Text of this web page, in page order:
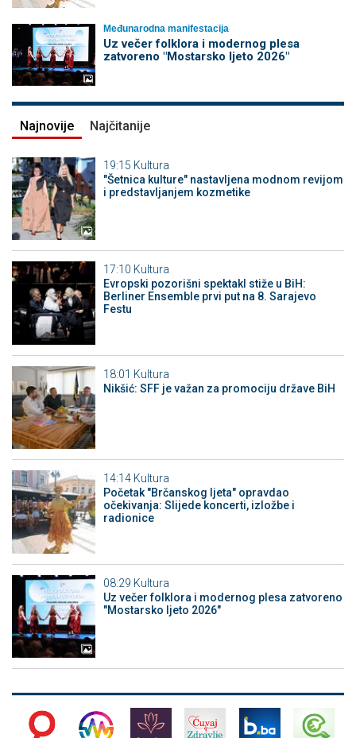
Međunarodna manifestacija
Uz večer folklora i modernog plesa
zatvoreno "Mostarsko ljeto 2026"
Najnovije Najčitanije
19:15 Kultura
"Šetnica kulture" nastavljena modnom revijom
i predstavljanjem kozmetike
17:10 Kultura
Evropski pozorišni spektakl stiže u BiH:
Berliner Ensemble prvi put na 8. Sarajevo
Festu
18:01 Kultura
Nikšić: SFF je važan za promociju države BiH
14:14 Kultura
Početak "Brčanskog ljeta" opravdao
očekivanja: Slijede koncerti, izložbe i
radionice
08:29 Kultura
Uz večer folklora i modernog plesa zatvoreno
"Mostarsko ljeto 2026"